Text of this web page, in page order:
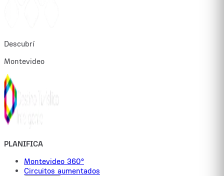
Descubrí
Montevideo
PLANIFICA
Montevideo 360°
Circuitos aumentados